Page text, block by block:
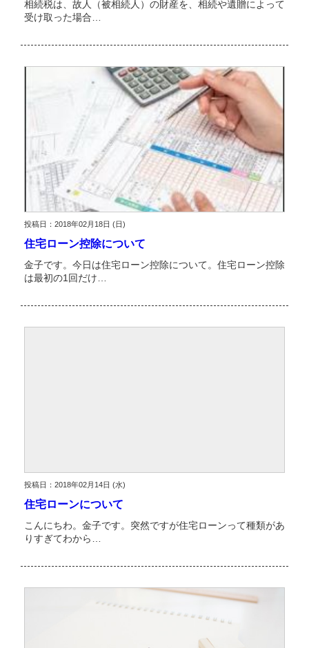
相続税は、故人（被相続人）の財産を、相続や遺贈によって
受け取った場合…
投稿日：2018年02月18日 (日)
住宅ローン控除について
金子です。今日は住宅ローン控除について。住宅ローン控除
は最初の1回だけ…
投稿日：2018年02月14日 (水)
住宅ローンについて
こんにちわ。金子です。突然ですが住宅ローンって種類があ
りすぎてわから…